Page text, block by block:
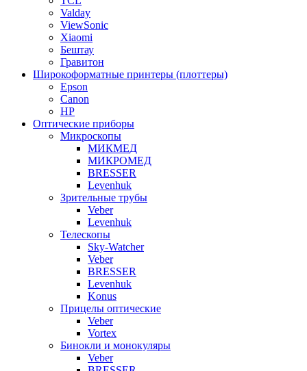
Valday
ViewSonic
Xiaomi
Бештау
Гравитон
Широкоформатные принтеры (плоттеры)
Epson
Canon
HP
Оптические приборы
Микроскопы
МИКМЕД
МИКРОМЕД
BRESSER
Levenhuk
Зрительные трубы
Veber
Levenhuk
Телескопы
Sky-Watcher
Veber
BRESSER
Levenhuk
Konus
Прицелы оптические
Veber
Vortex
Бинокли и монокуляры
Veber